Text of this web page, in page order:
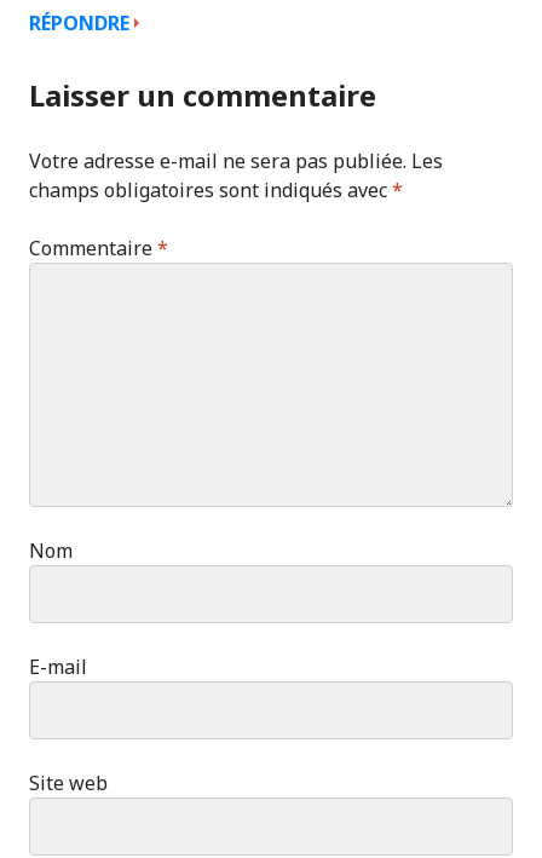
RÉPONDRE
Laisser un commentaire
Votre adresse e-mail ne sera pas publiée. Les
champs obligatoires sont indiqués avec*
Commentaire*
Nom
E-mail
Site web